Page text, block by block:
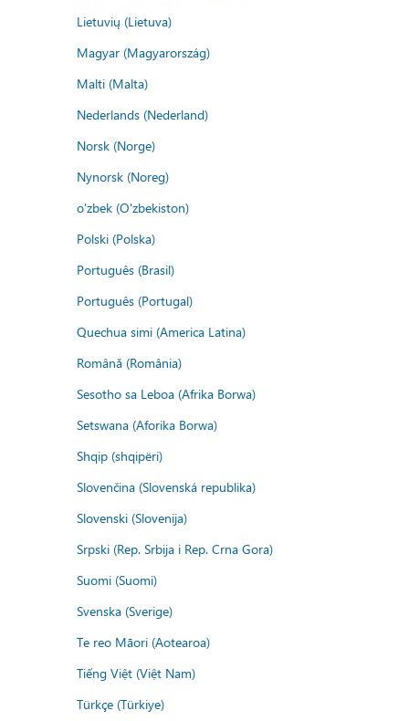
Lietuvių (Lietuva)
Magyar (Magyarország)
Malti (Malta)
Nederlands (Nederland)
Norsk (Norge)
Nynorsk (Noreg)
o'zbek (O'zbekiston)
Polski (Polska)
Português (Brasil)
Português (Portugal)
Quechua simi (America Latina)
Română (România)
Sesotho sa Leboa (Afrika Borwa)
Setswana (Aforika Borwa)
Shqip (shqipëri)
Slovenčina (Slovenská republika)
Slovenski (Slovenija)
Srpski (Rep. Srbija i Rep. Crna Gora)
Suomi (Suomi)
Svenska (Sverige)
Te reo Māori (Aotearoa)
Tiếng Việt (Việt Nam)
Türkçe (Türkiye)